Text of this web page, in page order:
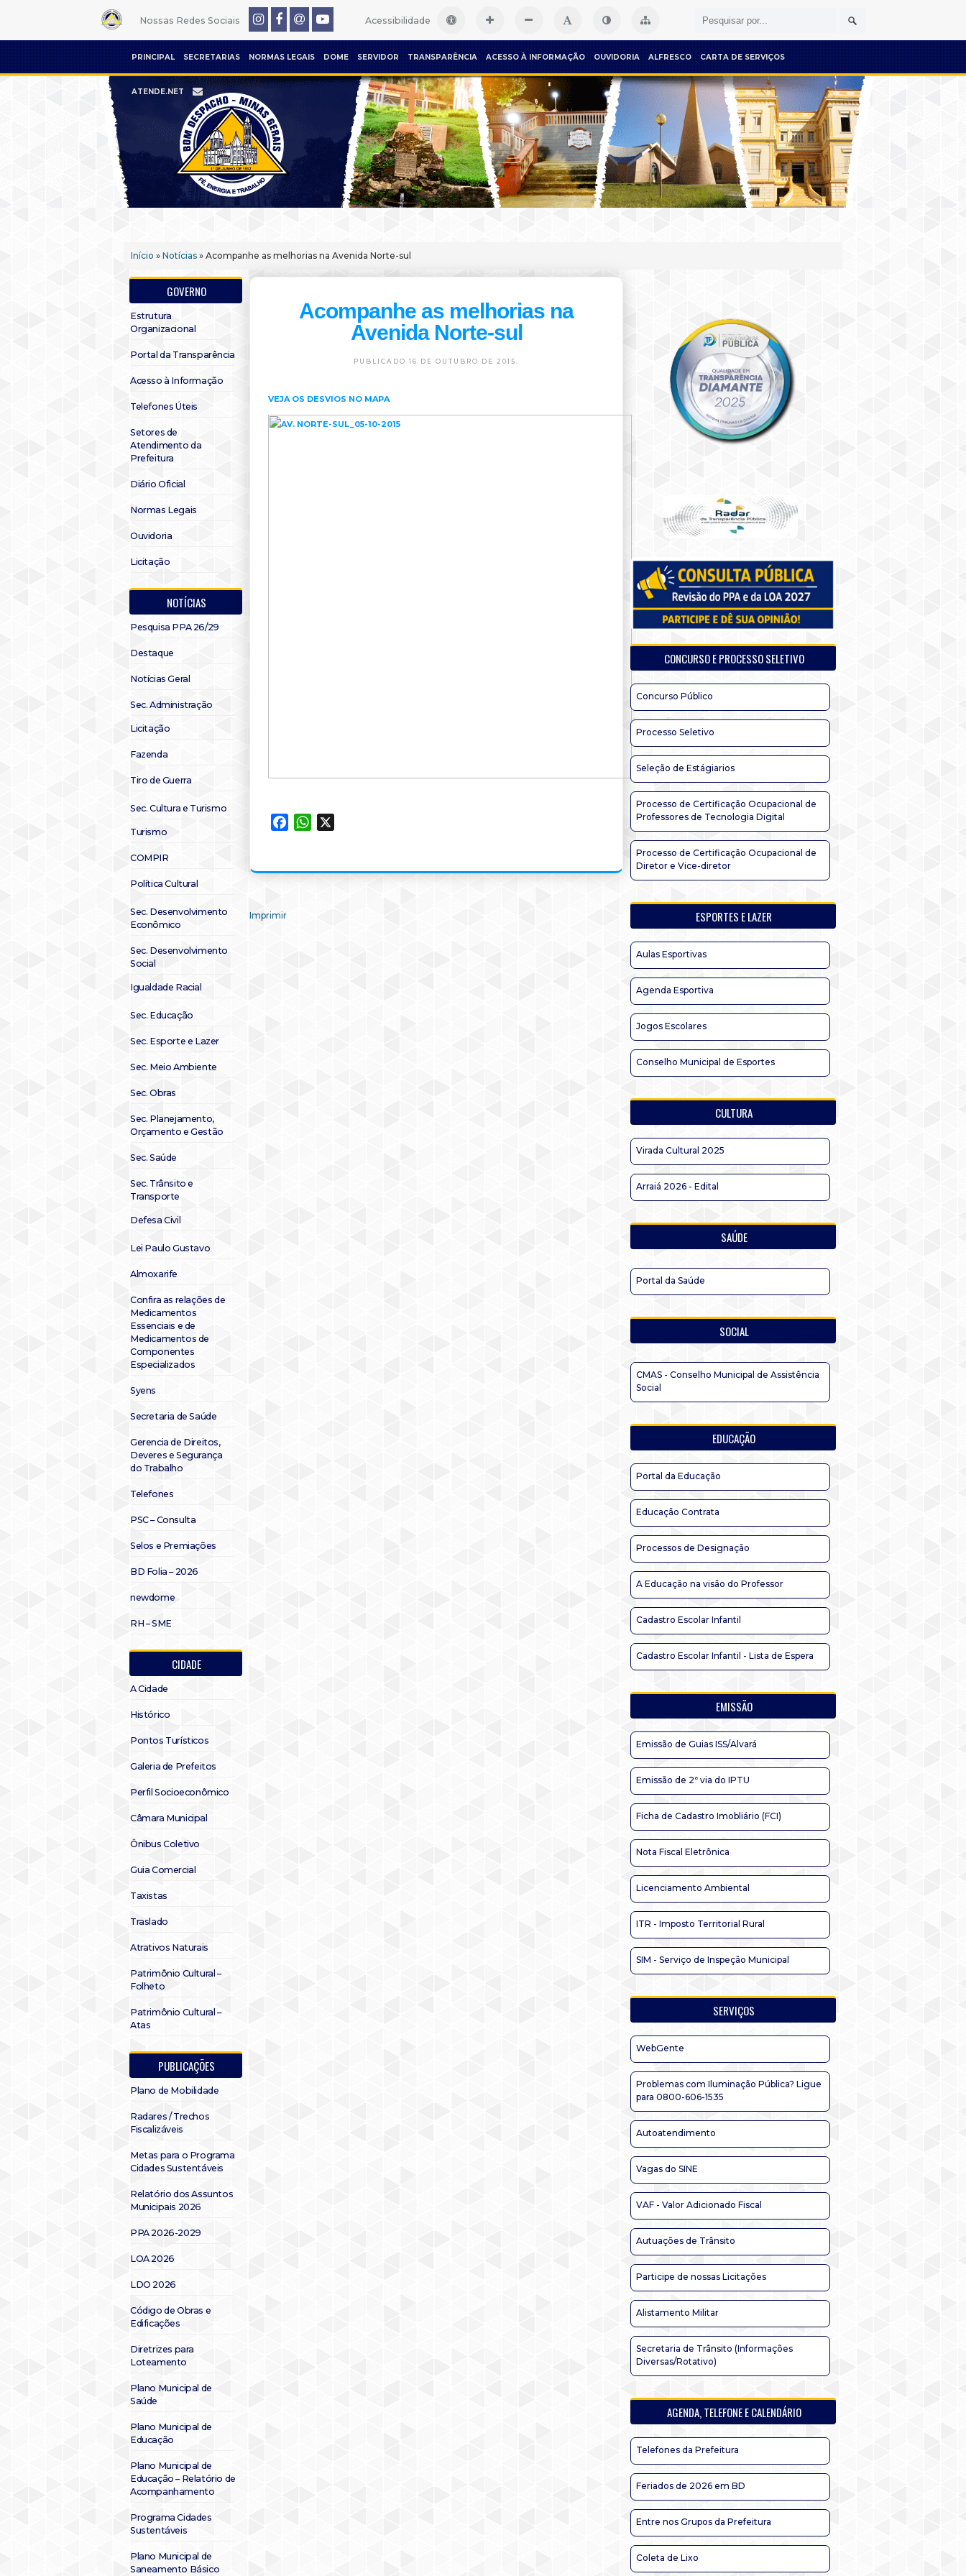
Nossas Redes Sociais Acessibilidade
PRINCIPAL SECRETARIAS NORMAS LEGAIS DOME SERVIDOR TRANSPARÊNCIA ACESSO À INFORMAÇÃO OUVIDORIA ALFRESCO CARTA DE SERVIÇOS
ATENDE.NET
Início » Notícias » Acompanhe as melhorias na Avenida Norte-sul
GOVERNO
Estrutura
Organizacional
Portal da Transparência
Acesso à Informação
Telefones Úteis
Setores de
Atendimento da
Prefeitura
Diário Oficial
Normas Legais
Ouvidoria
Licitação
NOTÍCIAS
Pesquisa PPA 26/29
Destaque
Notícias Geral
Sec. Administração
Licitação
Fazenda
Tiro de Guerra
Sec. Cultura e Turismo
Turismo
COMPIR
Política Cultural
Sec. Desenvolvimento
Econômico
Sec. Desenvolvimento
Social
Igualdade Racial
Sec. Educação
Sec. Esporte e Lazer
Sec. Meio Ambiente
Sec. Obras
Sec. Planejamento,
Orçamento e Gestão
Sec. Saúde
Sec. Trânsito e
Transporte
Defesa Civil
Lei Paulo Gustavo
Almoxarife
Confira as relações de
Medicamentos
Essenciais e de
Medicamentos de
Componentes
Especializados
Syens
Secretaria de Saúde
Gerencia de Direitos,
Deveres e Segurança
do Trabalho
Telefones
PSC – Consulta
Selos e Premiações
BD Folia – 2026
newdome
RH – SME
CIDADE
A Cidade
Histórico
Pontos Turísticos
Galeria de Prefeitos
Perfil Socioeconômico
Câmara Municipal
Ônibus Coletivo
Guia Comercial
Taxistas
Traslado
Atrativos Naturais
Patrimônio Cultural –
Folheto
Patrimônio Cultural –
Atas
PUBLICAÇÕES
Plano de Mobilidade
Radares / Trechos
Fiscalizáveis
Metas para o Programa
Cidades Sustentáveis
Relatório dos Assuntos
Municipais 2026
PPA 2026-2029
LOA 2026
LDO 2026
Código de Obras e
Edificações
Diretrizes para
Loteamento
Plano Municipal de
Saúde
Plano Municipal de
Educação
Plano Municipal de
Educação – Relatório de
Acompanhamento
Programa Cidades
Sustentáveis
Plano Municipal de
Saneamento Básico
Acompanhe as melhorias na
Avenida Norte-sul
PUBLICADO 16 DE OUTUBRO DE 2015.
VEJA OS DESVIOS NO MAPA
FacebookWhatsApp
Imprimir
CONCURSO E PROCESSO SELETIVO
Concurso Público
Processo Seletivo
Seleção de Estágiarios
Processo de Certificação Ocupacional de
Professores de Tecnologia Digital
Processo de Certificação Ocupacional de
Diretor e Vice-diretor
ESPORTES E LAZER
Aulas Esportivas
Agenda Esportiva
Jogos Escolares
Conselho Municipal de Esportes
CULTURA
Virada Cultural 2025
Arraiá 2026 - Edital
SAÚDE
Portal da Saúde
SOCIAL
CMAS - Conselho Municipal de Assistência
Social
EDUCAÇÃO
Portal da Educação
Educação Contrata
Processos de Designação
A Educação na visão do Professor
Cadastro Escolar Infantil
Cadastro Escolar Infantil - Lista de Espera
EMISSÃO
Emissão de Guias ISS/Alvará
Emissão de 2ª via do IPTU
Ficha de Cadastro Imobliário (FCI)
Nota Fiscal Eletrônica
Licenciamento Ambiental
ITR - Imposto Territorial Rural
SIM - Serviço de Inspeção Municipal
SERVIÇOS
WebGente
Problemas com Iluminação Pública? Ligue
para 0800-606-1535
Autoatendimento
Vagas do SINE
VAF - Valor Adicionado Fiscal
Autuações de Trânsito
Participe de nossas Licitações
Alistamento Militar
Secretaria de Trânsito (Informações
Diversas/Rotativo)
AGENDA, TELEFONE E CALENDÁRIO
Telefones da Prefeitura
Feriados de 2026 em BD
Entre nos Grupos da Prefeitura
Coleta de Lixo